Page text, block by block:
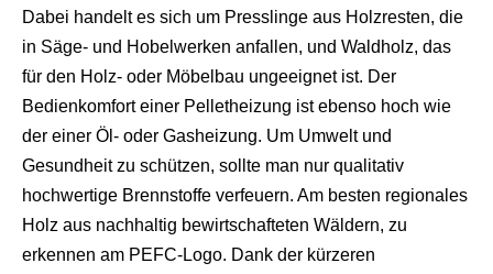
Dabei handelt es sich um Presslinge aus Holzresten, die
in Säge- und Hobelwerken anfallen, und Waldholz, das
für den Holz- oder Möbelbau ungeeignet ist. Der
Bedienkomfort einer Pelletheizung ist ebenso hoch wie
der einer Öl- oder Gasheizung. Um Umwelt und
Gesundheit zu schützen, sollte man nur qualitativ
hochwertige Brennstoffe verfeuern. Am besten regionales
Holz aus nachhaltig bewirtschafteten Wäldern, zu
erkennen am PEFC-Logo. Dank der kürzeren